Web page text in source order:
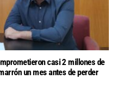
casi 2 millones de
un mes antes de perder